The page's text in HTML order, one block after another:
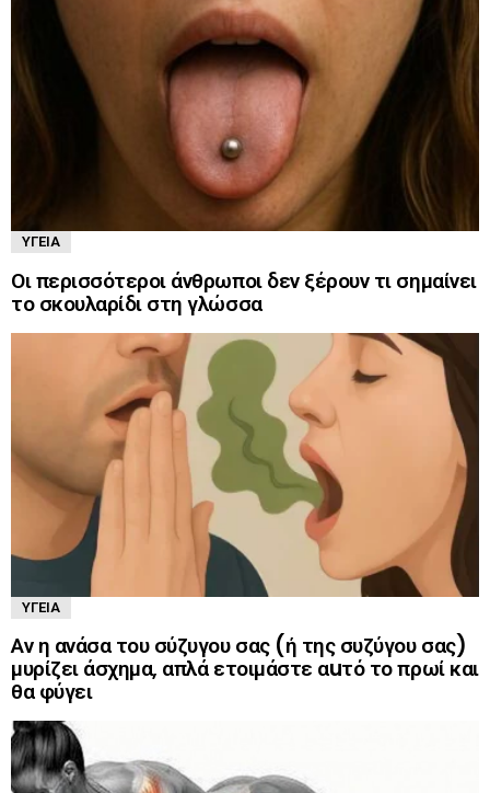
ΥΓΕΊΑ
Οι περισσότεροι άνθρωποι δεν ξέρουν τι σημαίνει
το σκουλαρίδι στη γλώσσα
ΥΓΕΊΑ
Αν η ανάσα του σύζυγου σας (ή της συζύγου σας)
μυρίζει άσχημα, απλά ετοιμάστε αuτό το πρωί και
θα φύγει